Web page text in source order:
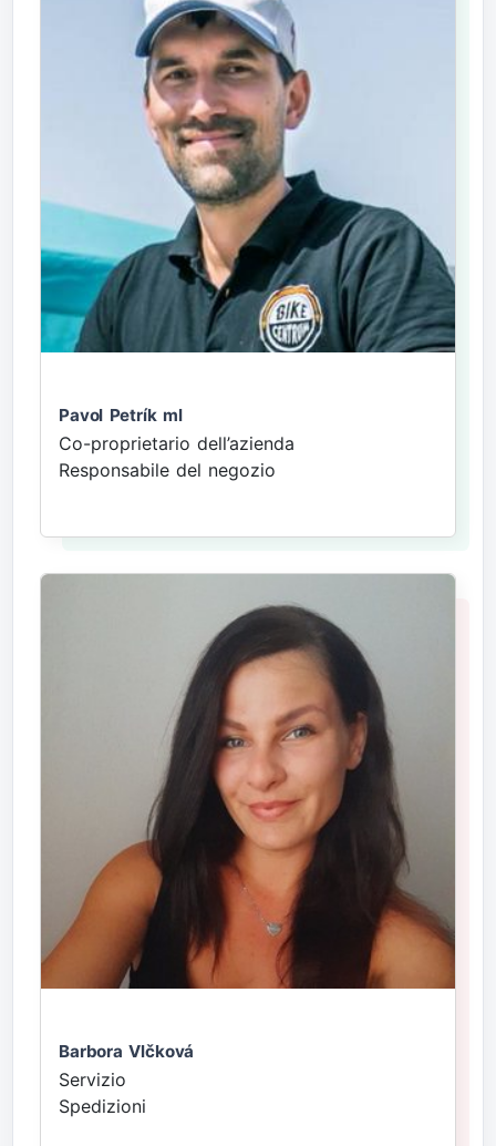
Pavol Petrík ml
Co-proprietario dell’azienda
Responsabile del negozio
Barbora Vlčková
Servizio
Spedizioni